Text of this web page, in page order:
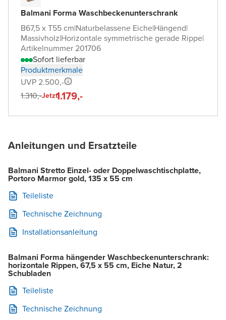
Balmani Forma Waschbeckenunterschrank
B67,5 x T55 cm|Naturbelassene Eiche|Hängend|
Massivholz|Horizontale symmetrische gerade Rippe|
Artikelnummer 201706
Sofort lieferbar
Produktmerkmale
UVP 2.500,-
1.310,-Jetzt1.179,-
Anleitungen und Ersatzteile
Balmani Stretto Einzel- oder Doppelwaschtischplatte,
Portoro Marmor gold, 135 x 55 cm
Teileliste
Technische Zeichnung
Installationsanleitung
Balmani Forma hängender Waschbeckenunterschrank:
horizontale Rippen, 67,5 x 55 cm, Eiche Natur, 2
Schubladen
Teileliste
Technische Zeichnung